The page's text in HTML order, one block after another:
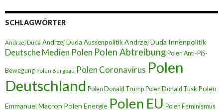
SCHLAGWÖRTER
Andrzej Duda Andrzej Duda AussenpolitikAndrzej Duda Innenpolitik
Deutsche Medien Polen Polen Abtreibung Polen Anti-PiS-
Bewegung Polen Bergbau Polen Coronavirus Polen
Deutschland Polen Donald Trump Polen Donald Tusk Polen
Emmanuel Macron Polen Energie Polen EU Polen Feminismus